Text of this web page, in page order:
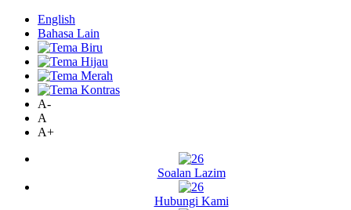
English
Bahasa Lain
A-
A
A+
Soalan Lazim
Hubungi Kami